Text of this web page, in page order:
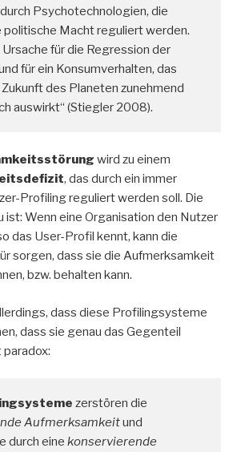
Psychotechnologien, die
politische Macht reguliert werden.
Ursache für die Regression der
für ein Konsumverhalten, das
des Planeten zunehmend
auswirkt“ (Stiegler 2008).
wird zu einem
, das durch ein immer
Profiling reguliert werden soll. Die
ist: Wenn eine Organisation den Nutzer
das User-Profil kennt, kann die
sorgen, dass sie die Aufmerksamkeit
bzw. behalten kann.
dass diese Profilingsysteme
dass sie genau das Gegenteil
zerstören die
Aufmerksamkeitund
durch eine konservierende